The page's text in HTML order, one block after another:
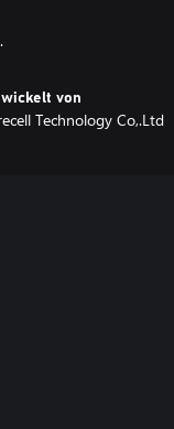
von
Technology Co,.Ltd